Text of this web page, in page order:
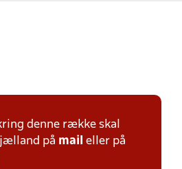
denne række skal
på mail eller på